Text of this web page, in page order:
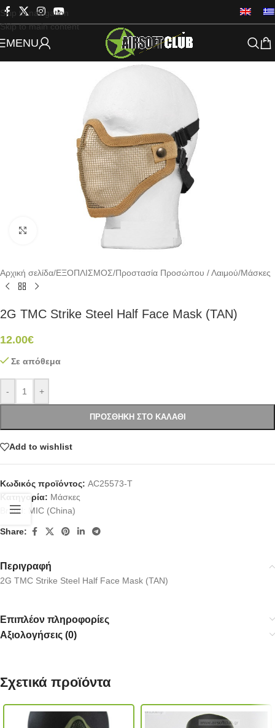
Skip to navigation
Skip to main content
MENU
Αρχική σελίδα/ΕΞΟΠΛΙΣΜΟΣ/Προστασία Προσώπου / Λαιμού/Μάσκες
2G TMC Strike Steel Half Face Mask (TAN)
12.00€
Σε απόθεμα
- +
ΠΡΟΣΘΉΚΗ ΣΤΟ ΚΑΛΆΘΙ
Add to wishlist
Κωδικός προϊόντος: AC25573-T
Κατηγορία: Μάσκες
Brand:
MIC (China)
Share:
Περιγραφή
2G TMC Strike Steel Half Face Mask (TAN)
Επιπλέον πληροφορίες
Αξιολογήσεις (0)
Σχετικά προϊόντα